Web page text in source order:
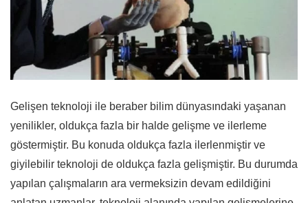
Gelişen teknoloji ile beraber bilim dünyasındaki yaşanan
yenilikler, oldukça fazla bir halde gelişme ve ilerleme
göstermiştir. Bu konuda oldukça fazla ilerlenmiştir ve
giyilebilir teknoloji de oldukça fazla gelişmiştir. Bu durumda
yapılan çalışmaların ara vermeksizin devam edildiğini